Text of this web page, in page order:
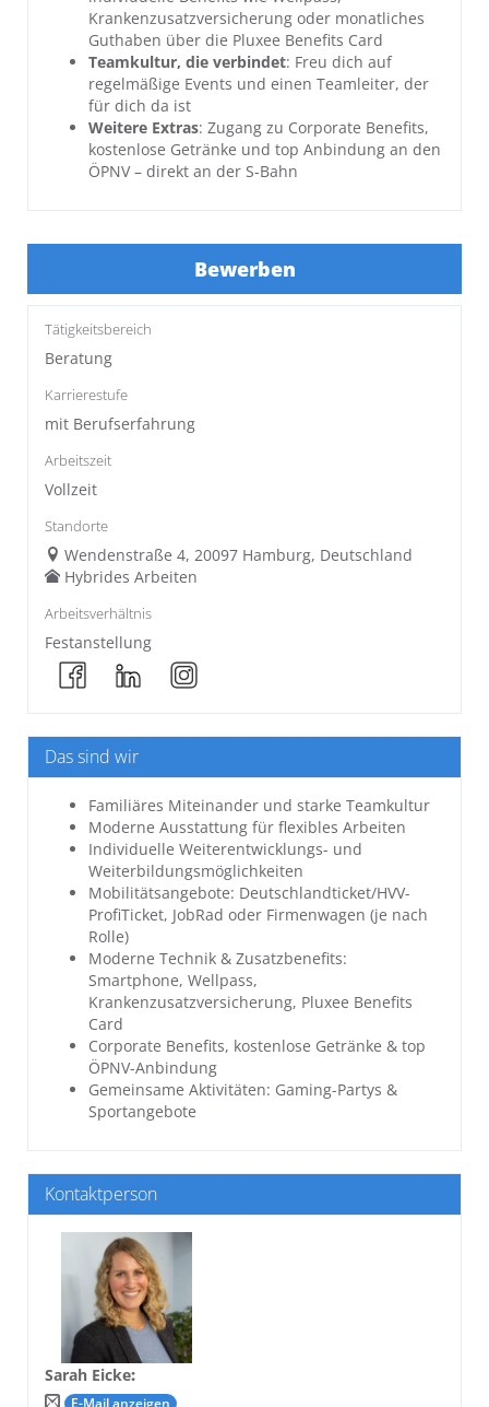
Krankenzusatzversicherung oder monatliches
Guthaben über die Pluxee Benefits Card
Teamkultur, die verbindet: Freu dich auf
regelmäßige Events und einen Teamleiter, der
für dich da ist
Weitere Extras: Zugang zu Corporate Benefits,
kostenlose Getränke und top Anbindung an den
ÖPNV – direkt an der S-Bahn
Bewerben
Tätigkeitsbereich
Beratung
Karrierestufe
mit Berufserfahrung
Arbeitszeit
Vollzeit
Standorte
Wendenstraße 4, 20097 Hamburg, Deutschland
Hybrides Arbeiten
Arbeitsverhältnis
Festanstellung
Das sind wir
Familiäres Miteinander und starke Teamkultur
Moderne Ausstattung für flexibles Arbeiten
Individuelle Weiterentwicklungs- und
Weiterbildungsmöglichkeiten
Mobilitätsangebote: Deutschlandticket/HVV-
ProfiTicket, JobRad oder Firmenwagen (je nach
Rolle)
Moderne Technik & Zusatzbenefits:
Smartphone, Wellpass,
Krankenzusatzversicherung, Pluxee Benefits
Card
Corporate Benefits, kostenlose Getränke & top
ÖPNV-Anbindung
Gemeinsame Aktivitäten: Gaming-Partys &
Sportangebote
Kontaktperson
Sarah Eicke:
E-Mail anzeigen